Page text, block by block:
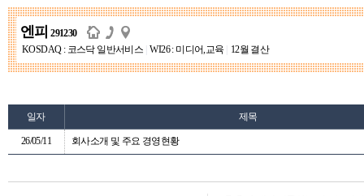
엔피 291230
KOSDAQ : 코스닥 일반서비스
WI26 : 미디어,교육 12월 결산
일자 제목
26/05/11 회사소개 및 주요 경영현황